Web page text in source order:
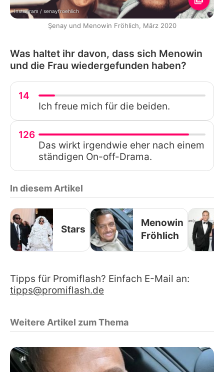
Instagram / senayfroehlich
Şenay und Menowin Fröhlich, März 2020
Was haltet ihr davon, dass sich Menowin
und die Frau wiedergefunden haben?
14
Ich freue mich für die beiden.
126
Das wirkt irgendwie eher nach einem
ständigen On-off-Drama.
In diesem Artikel
Stars
Menowin
Fröhlich
Tipps für Promiflash? Einfach E-Mail an:
tipps@promiflash.de
Weitere Artikel zum Thema